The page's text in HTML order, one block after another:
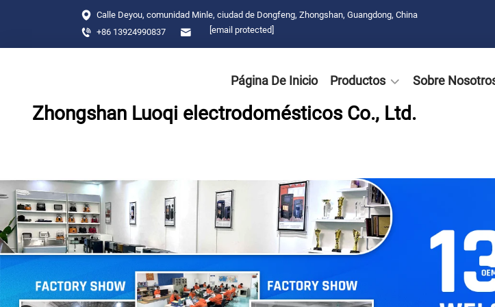
Calle Deyou, comunidad Minle, ciudad de Dongfeng, Zhongshan, Guangdong, China
+86 13924990837
[email protected]
Zhongshan Luoqi electrodomésticos Co., Ltd.
Página De Inicio Productos Sobre